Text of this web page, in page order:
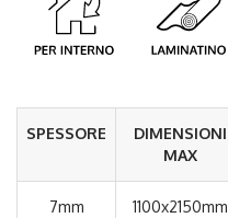
SPESSORE
DIMENSIONI
MAX
7mm 1100x2150mm